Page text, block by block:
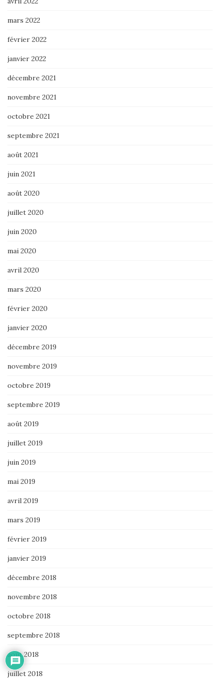
mars 2022
février 2022
janvier 2022
décembre 2021
novembre 2021
octobre 2021
septembre 2021
août 2021
juin 2021
août 2020
juillet 2020
juin 2020
mai 2020
avril 2020
mars 2020
février 2020
janvier 2020
décembre 2019
novembre 2019
octobre 2019
septembre 2019
août 2019
juillet 2019
juin 2019
mai 2019
avril 2019
mars 2019
février 2019
janvier 2019
décembre 2018
novembre 2018
octobre 2018
septembre 2018
août 2018
juillet 2018